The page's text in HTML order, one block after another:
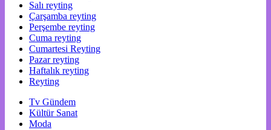
Salı reyting
Çarşamba reyting
Perşembe reyting
Cuma reyting
Cumartesi Reyting
Pazar reyting
Haftalık reyting
Reyting
Tv Gündem
Kültür Sanat
Moda